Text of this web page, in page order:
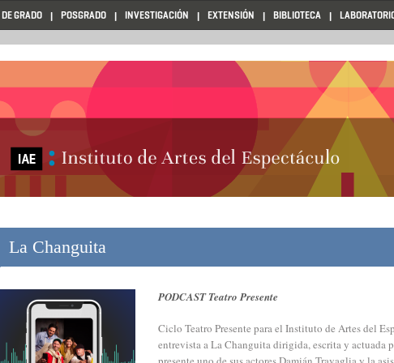
GRADO POSGRADO INVESTIGACIÓN EXTENSIÓN BIBLIOTECA
La Changuita
PODCAST Teatro Presente
Ciclo Teatro Presente para el Instituto de Artes del
entrevista a La Changuita dirigida, escrita y actuada